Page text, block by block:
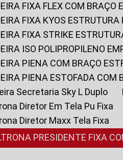
FIXA FLEX COM BRAÇO
FIXA KYOS ESTRUTURA
FIXA STRIKE
ISO POLIPROPILENO
PIENA COM BRAÇO
PIENA ESTOFADA
Secretaria Sky L Duplo
Diretor Em Tela Pu Fixa
Diretor Maxx Tela Fixa
PRESIDENTE FIXA